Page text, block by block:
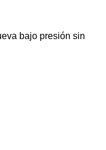
bajo presión sin